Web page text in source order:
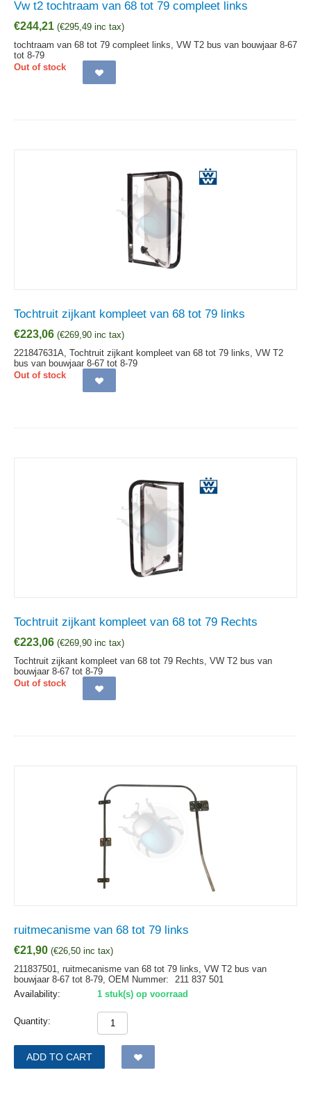
Vw t2 tochtraam van 68 tot 79 compleet links
€244,21 (€295,49 inc tax)
tochtraam van 68 tot 79 compleet links, VW T2 bus van bouwjaar 8-67
tot 8-79
Out of stock
Tochtruit zijkant kompleet van 68 tot 79 links
€223,06 (€269,90 inc tax)
221847631A, Tochtruit zijkant kompleet van 68 tot 79 links, VW T2
bus van bouwjaar 8-67 tot 8-79
Out of stock
Tochtruit zijkant kompleet van 68 tot 79 Rechts
€223,06 (€269,90 inc tax)
Tochtruit zijkant kompleet van 68 tot 79 Rechts, VW T2 bus van
bouwjaar 8-67 tot 8-79
Out of stock
ruitmecanisme van 68 tot 79 links
€21,90 (€26,50 inc tax)
211837501, ruitmecanisme van 68 tot 79 links, VW T2 bus van
bouwjaar 8-67 tot 8-79, OEM Nummer:
211 837 501
Availability:
1 stuk(s) op voorraad
Quantity:
ADD TO CART